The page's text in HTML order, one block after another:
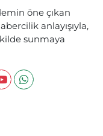
öne çıkan
anlayışıyla,
sunmaya